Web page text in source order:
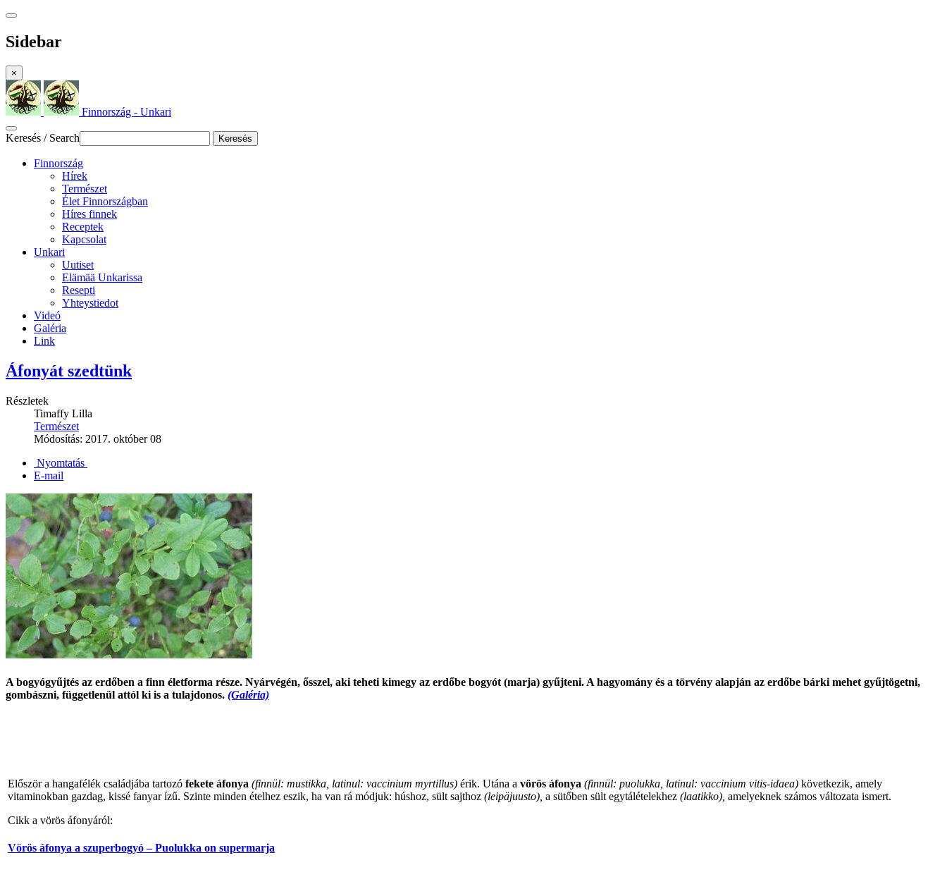
Sidebar
×
Finnország - Unkari
Keresés / Search Keresés
Finnország
Hírek
Természet
Élet Finnországban
Híres finnek
Receptek
Kapcsolat
Unkari
Uutiset
Elämää Unkarissa
Resepti
Yhteystiedot
Videó
Galéria
Link
Áfonyát szedtünk
Részletek
Timaffy Lilla
Természet
Módosítás: 2017. október 08
Nyomtatás
E-mail
A bogyógyűjtés az erdőben a finn életforma része. Nyárvégén, ősszel, aki teheti kimegy az erdőbe bogyót (marja) gyűjteni. A hagyomány és a törvény alapján az erdőbe bárki mehet gyűjtögetni,
gombászni, függetlenül attól ki is a tulajdonos. (Galéria)
Először a hangafélék családjába tartozó fekete áfonya (finnül: mustikka, latinul: vaccinium myrtillus) érik. Utána a vörös áfonya (finnül: puolukka, latinul: vaccinium vitis-idaea) következik, amely
vitaminokban gazdag, kissé fanyar ízű. Szinte minden ételhez eszik, ha van rá módjuk: húshoz, sült sajthoz (leipäjuusto), a sütőben sült egytálételekhez (laatikko), amelyeknek számos változata ismert.
Cikk a vörös áfonyáról:
Vörös áfonya a szuperbogyó – Puolukka on supermarja